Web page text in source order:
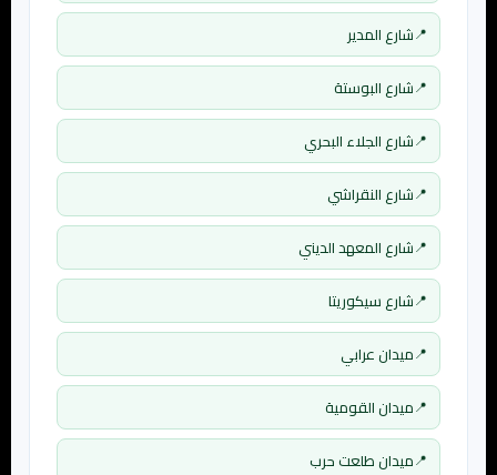
شارع المدير
شارع البوستة
شارع الجلاء البحري
شارع النقراشي
شارع المعهد الديني
شارع سيكوريتا
ميدان عرابي
ميدان القومية
ميدان طلعت حرب